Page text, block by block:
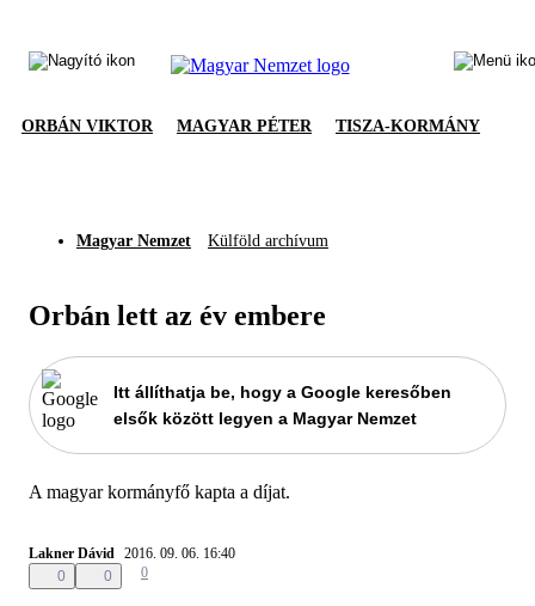
ORBÁN VIKTOR MAGYAR PÉTER TISZA-KORMÁNY
Magyar Nemzet Külföld archívum
Orbán lett az év embere
Itt állíthatja be, hogy a Google keresőben
elsők között legyen a Magyar Nemzet
A magyar kormányfő kapta a díjat.
Lakner Dávid 2016. 09. 06. 16:40
0
0 0